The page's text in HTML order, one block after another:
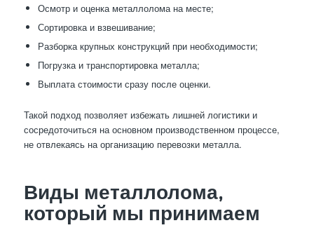
Осмотр и оценка металлолома на месте;
Сортировка и взвешивание;
Разборка крупных конструкций при необходимости;
Погрузка и транспортировка металла;
Выплата стоимости сразу после оценки.
Такой подход позволяет избежать лишней логистики и
сосредоточиться на основном производственном процессе,
не отвлекаясь на организацию перевозки металла.
Виды металлолома,
который мы принимаем